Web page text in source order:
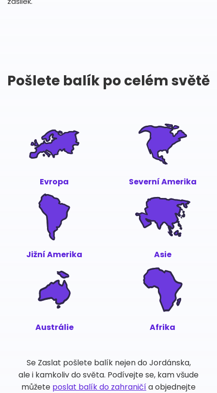
Pošlete balík po celém světě
Evropa Severní Amerika
Jižní Amerika Asie
Austrálie Afrika
Se Zaslat pošlete balík nejen do Jordánska,
ale i kamkoliv do světa. Podívejte se, kam všude
můžete poslat balík do zahraničía objednejte